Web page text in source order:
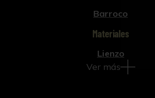
Barroco
Materiales
Lienzo
Ver más